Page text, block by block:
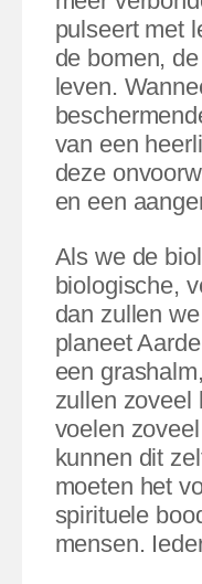
pulseert met
de bomen,
leven.
van een
deze
en een
Als we de
biologische,
dan zullen
planeet
een
zullen zoveel
voelen
kunnen dit
moeten het
spirituele
mensen.